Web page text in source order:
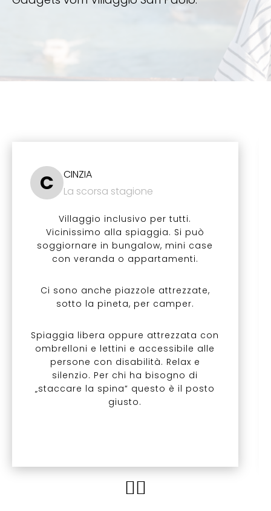
C
CINZIA
La scorsa stagione
Villaggio inclusivo per tutti.
Vicinissimo alla spiaggia. Si può
soggiornare in bungalow, mini case
con veranda o appartamenti.
Ci sono anche piazzole attrezzate,
sotto la pineta, per camper.
Spiaggia libera oppure attrezzata con
ombrelloni e lettini e accessibile alle
persone con disabilità. Relax e
silenzio. Per chi ha bisogno di
„staccare la spina“ questo è il posto
giusto.